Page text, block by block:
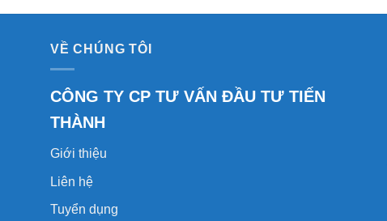
VỀ CHÚNG TÔI
CÔNG TY CP TƯ VẤN ĐẦU TƯ TIẾN
THÀNH
Giới thiệu
Liên hệ
Tuyển dụng